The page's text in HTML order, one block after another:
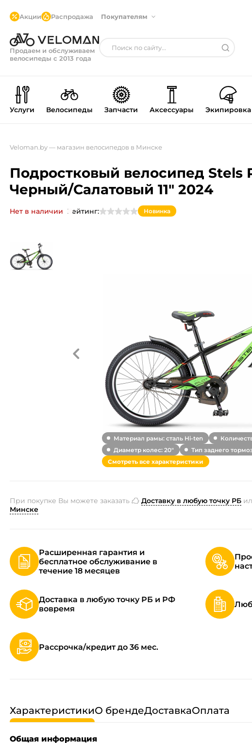
Акции Распродажа Покупателям
Продаем и обслуживаем
велосипеды с 2013 года
Услуги Велосипеды Запчасти Аксессуары Экипировка
Veloman.by — магазин велосипедов в Минске
Подростковый велосипед Stels
Черный/Салатовый 11" 2024
Нет в наличии Рейтинг: Новинка
Материал рамы: сталь Hi-ten
Диаметр колес: 20"
Тип заднего
Смотреть все характеристики
При покупке Вы можете заказать Доставку в любую точку РБ
Минске
Расширенная гарантия и
бесплатное обслуживание в
течение 18 месяцев
Доставка в любую точку РБ и РФ
вовремя
Рассрочка/кредит до 36 мес.
ХарактеристикиО брендеДоставкаОплата
Общая информация